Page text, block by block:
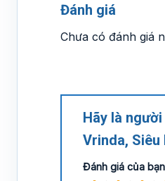
Đánh giá
Chưa có đánh giá
Hãy là
Vrinda, Siêu
Đánh giá của bạn